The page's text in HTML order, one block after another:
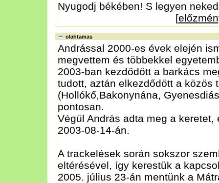
Nyugodj békében! S legyen
[
olahtamas
Andrással 2000-es évek elején
megvettem és többekkel
2003-ban kezdődött a barkács
tudott, aztán elkezdődött a közös
(Hollókő,Bakonynána,
pontosan.
Végül András adta meg a
2003-08-14-án.
A trackelések során sokszor
eltérésével, így kerestük a
2005. július 23-án mentünk a